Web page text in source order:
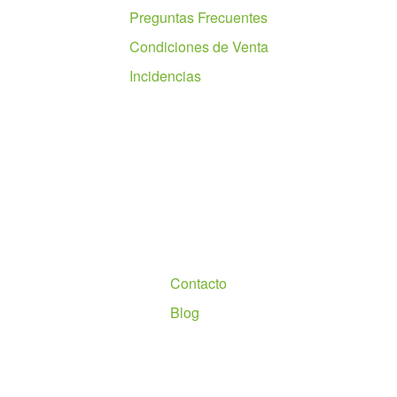
Preguntas Frecuentes
Condiciones de Venta
Incidencias
Contacto
Blog